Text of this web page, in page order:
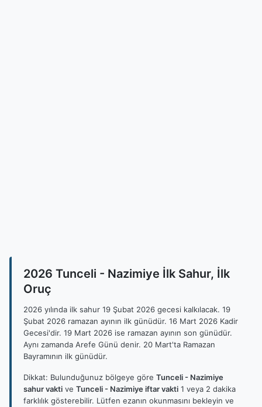
2026 Tunceli - Nazimiye İlk Sahur, İlk
Oruç
2026 yılında ilk sahur 19 Şubat 2026 gecesi kalkılacak. 19
Şubat 2026 ramazan ayının ilk günüdür. 16 Mart 2026 Kadir
Gecesi'dir. 19 Mart 2026 ise ramazan ayının son günüdür.
Aynı zamanda Arefe Günü denir. 20 Mart'ta Ramazan
Bayramının ilk günüdür.
Dikkat: Bulunduğunuz bölgeye göre Tunceli - Nazimiye
sahur vakti ve Tunceli - Nazimiye iftar vakti 1 veya 2 dakika
farklılık gösterebilir. Lütfen ezanın okunmasını bekleyin ve